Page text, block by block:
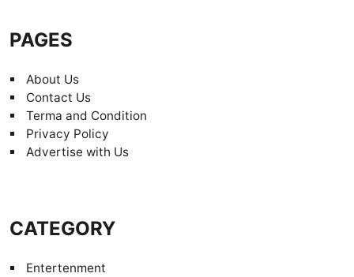
PAGES
About Us
Contact Us
Terma and Condition
Privacy Policy
Advertise with Us
CATEGORY
Entertenment